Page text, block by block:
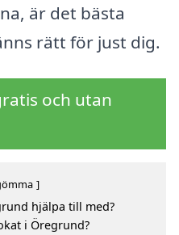
är det bästa
rätt för just dig.
och utan
hjälpa till med?
i Öregrund?